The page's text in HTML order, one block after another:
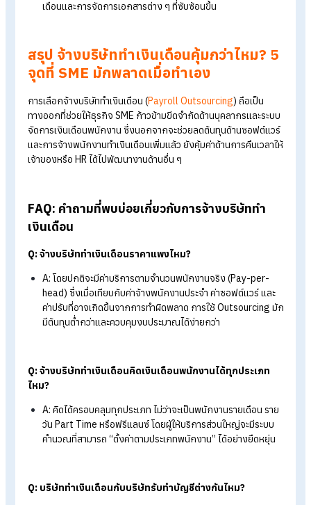
สำหรับธุรกิจ SME ในหลาย ๆ ด้าน ไม่ว่าจะเป็น
เพิ่มความแม่นยำและลดข้อผิดพลาดคำนวณเงินเดือน ภาษี
เงินหักประกันสังคมและกองทุนต่าง ๆ ได้อย่างถูกต้องและทัน
เวลา ทั้งยังมีทีมผู้เชี่ยวชาญคอยดูแลและให้คำปรึกษา
ไม่ต้องลงทุนซื้อซอฟต์แวร์เฉพาะทางเอง
ประหยัดเวลาและทรัพยากร
หรือ HR สามารถมุ่งเน้นไปที่งานพัฒนาและการเติบโตของธุร
ความปลอดภัยของข้อมูลมั่นใจได้ว่าข้อมูลจะได้รับการจัดเ
การควบคุมสิทธิ์การเข้าถึงอย่างเหมาะสม และสามารถตรวจส
ได้ในทุกขั้นตอน
รองรับการขยายตัวของธุรกิจไม่ต้องกังวลกับการคำนวณ
สรุป จ้างบริษัททำเงินเดือนคุ้มกว่าไหม?
จุดที่ SME มักพลาดเมื่อทำเอง
การเลือกจ้างบริษัททำเงินเดือน (Payroll Outsourcing) ถือเป็น
และการจ้างพนักงานทำเงินเดือนเพิ่มแล้ว ยังคุ้มค่าด้านการคืนเวล